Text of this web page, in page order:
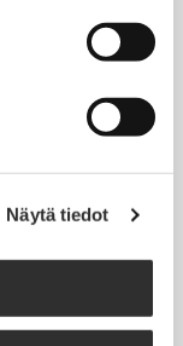
Näytä tiedot